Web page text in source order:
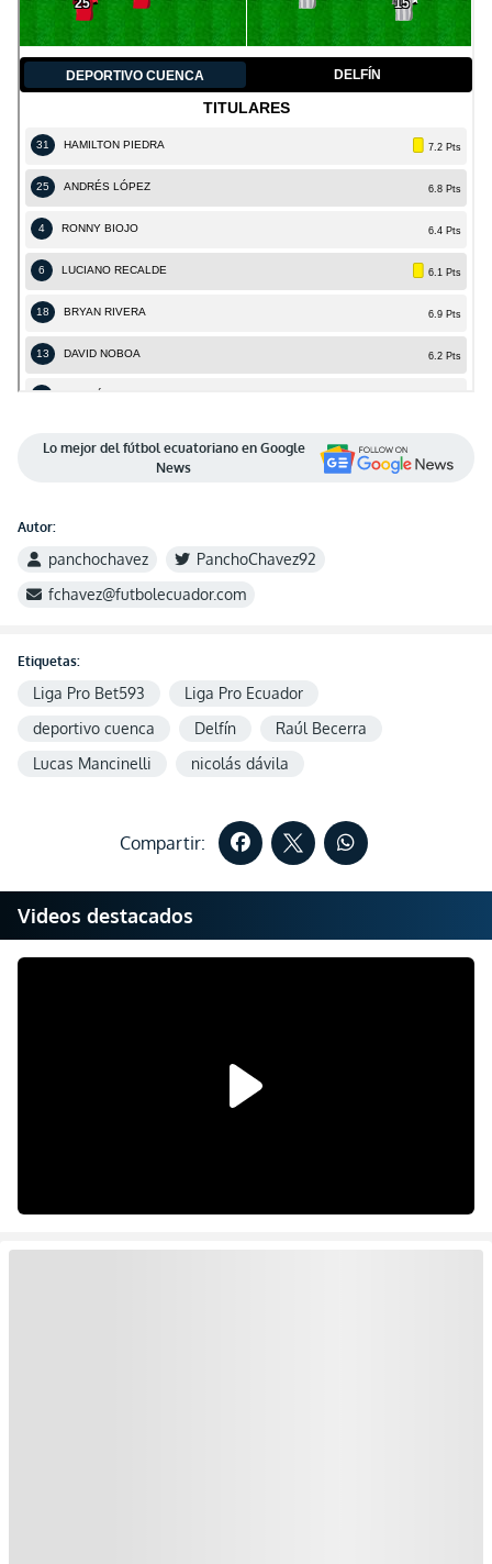
Lo mejor del fútbol ecuatoriano en Google
News
Autor:
panchochavez
PanchoChavez92
fchavez@futbolecuador.com
Etiquetas:
Liga Pro Bet593
Liga Pro Ecuador
deportivo cuenca
Delfín
Raúl Becerra
Lucas Mancinelli
nicolás dávila
Compartir:
Videos destacados